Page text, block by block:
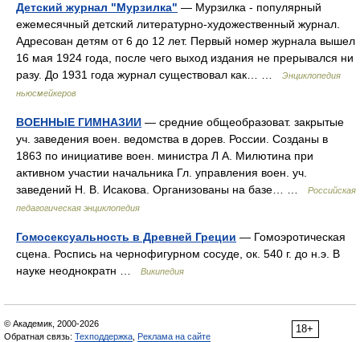
Детский журнал "Мурзилка" — Мурзилка ‑ популярный
ежемесячный детский литературно‑художественный журнал.
Адресован детям от 6 до 12 лет. Первый номер журнала вышел
16 мая 1924 года, после чего выход издания не прерывался ни
разу. До 1931 года журнал существовал как… …
Энциклопедия
ньюсмейкеров
ВОЕННЫЕ ГИМНАЗИИ — средние общеобразоват. закрытые
уч. заведения воен. ведомства в дорев. России. Созданы в
1863 по инициативе воен. министра Л А. Милютина при
активном участии начальника Гл. управления воен. уч.
заведений Н. В. Исакова. Организованы на базе… …
Российская
педагогическая энциклопедия
Гомосексуальность в Древней Греции — Гомоэротическая
сцена. Роспись на чернофигурном сосуде, ок. 540 г. до н.э. В
науке неоднократн …
Википедия
18+
© Академик, 2000-2026
Обратная связь: Техподдержка Реклама на сайте